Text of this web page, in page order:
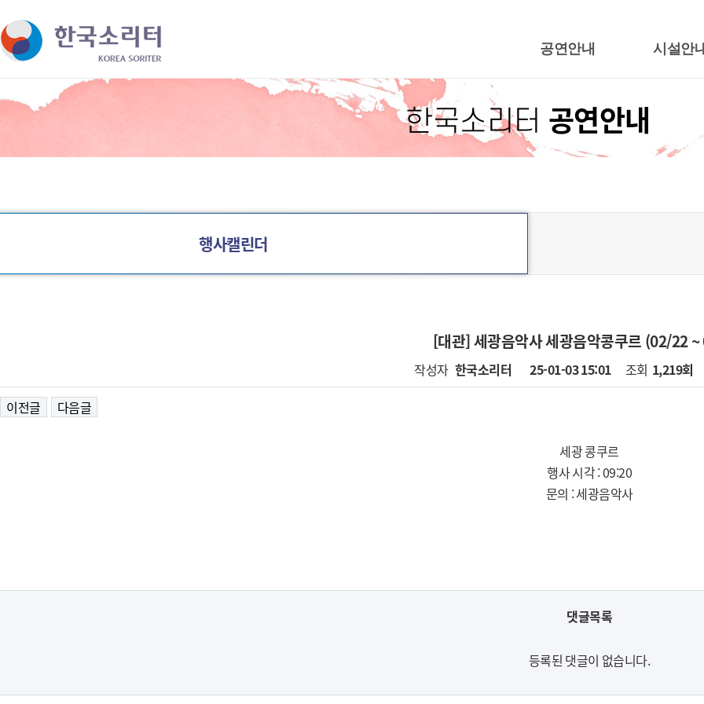
공연안내
행사캘린더
공연일정
시설안
야외공연
어울림광장
한국소리터 공연안내
행사캘린더
[대관] 세광음악사 세광음악콩쿠르 (02/22
페이지 정보
작성자 한국소리터 25-01-03 15:01 조회 1,219회
이전글
다음글
세광 콩쿠르
행사 시각 : 09:20
문의 : 세광음악사
댓글목록
등록된 댓글이 없습니다.